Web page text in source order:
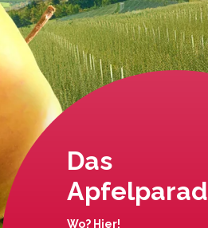
Das
Wo? Hier!